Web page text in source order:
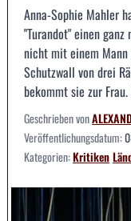
Anna-Sophie Mahler
"Turandot" einen
nicht mit einem Mann
Schutzwall von drei
bekommt sie zur
Geschrieben von
Veröffentlichungsdatum:
Kategorien:Kritiken